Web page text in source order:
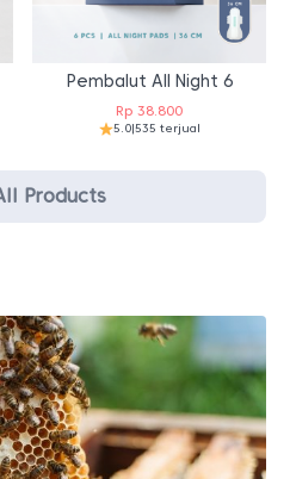
Pembalut All Night 6
Rp 38.800
5.0|535 terjual
Products